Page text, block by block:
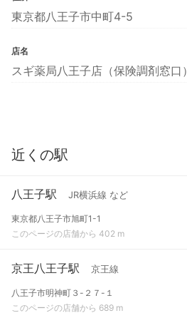
東京都八王子市中町4-5
店名
スギ薬局八王子店（保険調剤窓口）
近くの駅
八王子駅 JR横浜線 など
東京都八王子市旭町1-1
このページの店舗から 402 m
京王八王子駅 京王線
八王子市明神町３-２７-１
このページの店舗から 689 m